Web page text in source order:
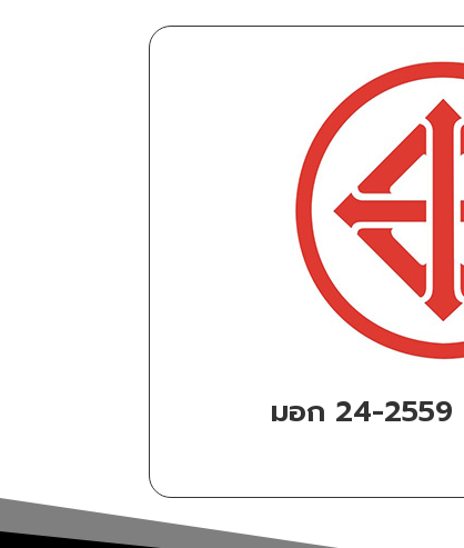
มอก 24-2559